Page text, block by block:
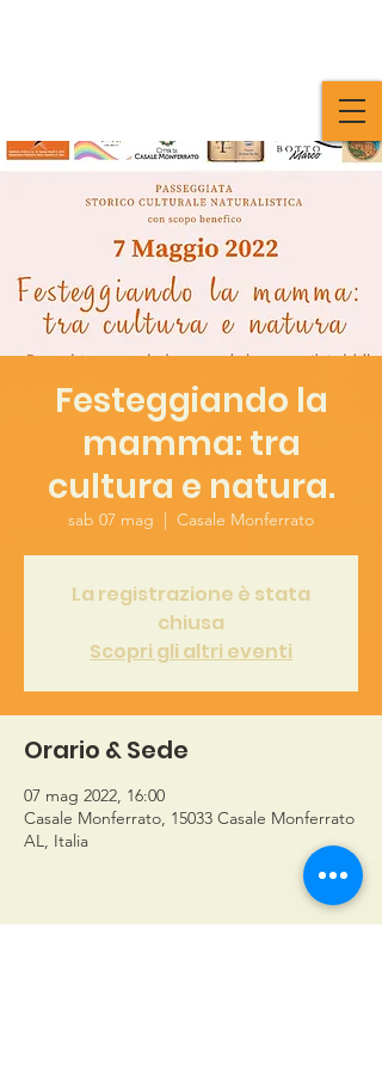
Festeggiando la
mamma: tra
cultura e natura.
sab 07 mag
  |
Casale Monferrato
La registrazione è stata
chiusa
Scopri gli altri eventi
Orario & Sede
07 mag 2022, 16:00
Casale Monferrato, 15033 Casale Monferrato
AL, Italia